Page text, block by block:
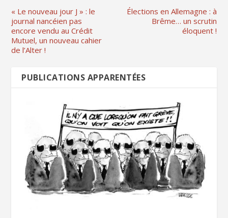
« Le nouveau jour J » : le
journal nancéien pas
encore vendu au Crédit
Mutuel, un nouveau cahier
de l’Alter !
Élections en Allemagne : à
Brême… un scrutin
éloquent !
PUBLICATIONS APPARENTÉES